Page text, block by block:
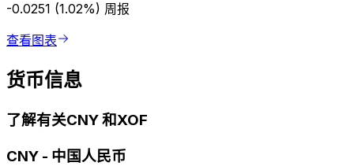
-0.0251 (1.02%) 周报
查看图表
货币信息
了解有关CNY 和XOF
CNY - 中国人民币